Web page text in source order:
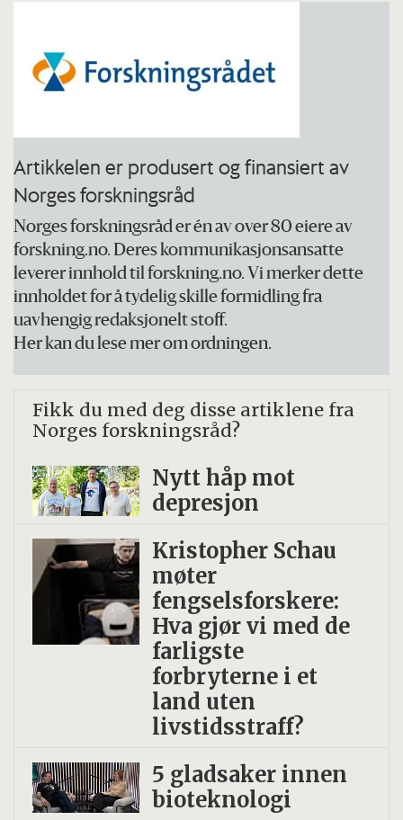
Artikkelen er produsert og finansiert av
Norges forskningsråd
Norges forskningsråd er én av over 80 eiere av
forskning.no. Deres kommunikasjonsansatte
leverer innhold til forskning.no. Vi merker dette
innholdet for å tydelig skille formidling fra
uavhengig redaksjonelt stoff.
Her kan du lese mer om ordningen.
Fikk du med deg disse artiklene fra
Norges forskningsråd?
Nytt håp mot
depresjon
Kristopher Schau
møter
fengselsforskere:
Hva gjør vi med de
farligste
forbryterne i et
land uten
livstidsstraff?
5 gladsaker innen
bioteknologi